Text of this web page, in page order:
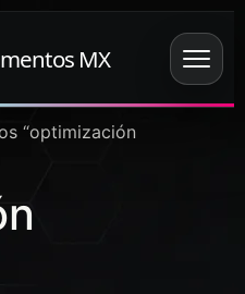
MX
“optimización